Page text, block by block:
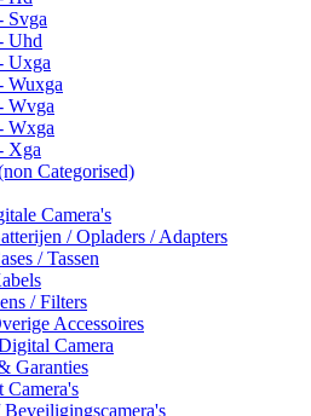
Svga
Uhd
Uxga
Wuxga
Wvga
Wxga
Xga
Categorised)
Camera's
/ Opladers / Adapters
/ Tassen
/ Filters
Accessoires
Camera
Garanties
Camera's